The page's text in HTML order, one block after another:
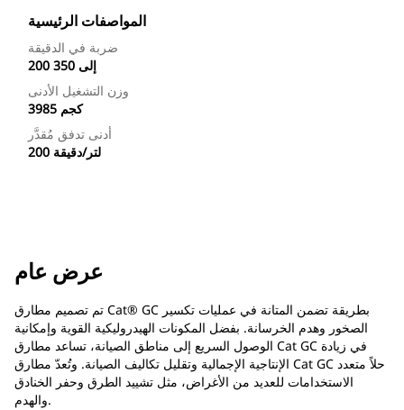
المواصفات الرئيسية
ضربة في الدقيقة
200 إلى 350
وزن التشغيل الأدنى
3985 كجم
أدنى تدفق مُقدَّر
200 لتر/دقيقة
عرض عام
تم تصميم مطارق Cat® GC بطريقة تضمن المتانة في عمليات تكسير
الصخور وهدم الخرسانة. بفضل المكونات الهيدروليكية القوية وإمكانية
الوصول السريع إلى مناطق الصيانة، تساعد مطارق Cat GC في زيادة
الإنتاجية الإجمالية وتقليل تكاليف الصيانة. وتُعدّ مطارق Cat GC حلاً متعدد
الاستخدامات للعديد من الأغراض، مثل تشييد الطرق وحفر الخنادق
والهدم.